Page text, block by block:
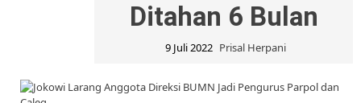
Ditahan 6 Bulan
9 Juli 2022 Prisal Herpani